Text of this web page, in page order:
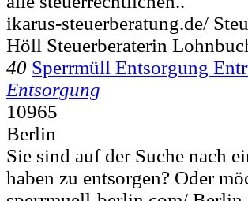
ikarus-steuerberatung.de/
Höll Steuerberaterin
40 Sperrmüll Entsorgung
Entsorgung
10965
Berlin
Sie sind auf der Suche nach
haben zu entsorgen? Oder